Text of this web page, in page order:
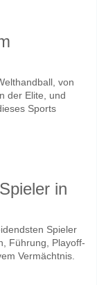
von
der Elite, und
Sports
in
Spieler
Führung, Playoff-
Vermächtnis.